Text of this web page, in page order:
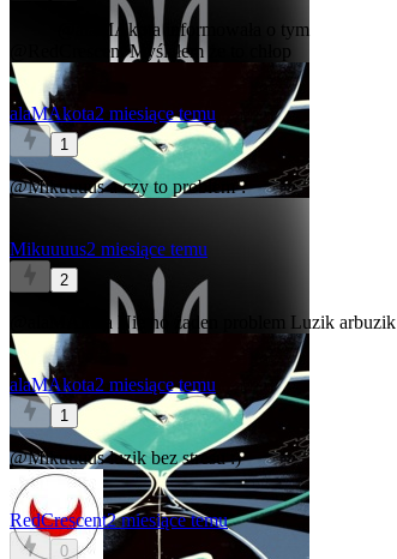
@alaMAkota informowała o tym
@RedCrescent Myślałem że to chłop
alaMAkota2 miesiące temu
1
@Mikuuuusa czy to problem ?
Mikuuuus2 miesiące temu
2
@alaMAkota Nie no żaden problem Luzik arbuzik
alaMAkota2 miesiące temu
1
@Mikuuuusluzik bez stresu :)
RedCrescent2 miesiące temu
0